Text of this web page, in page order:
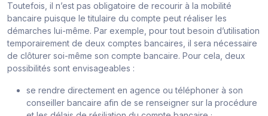
Toutefois, il n’est pas obligatoire de recourir à la mobilité
bancaire puisque le titulaire du compte peut réaliser les
démarches lui-même. Par exemple, pour tout besoin d’utilisation
temporairement de deux comptes bancaires, il sera nécessaire
de clôturer soi-même son compte bancaire. Pour cela, deux
possibilités sont envisageables :
se rendre directement en agence ou téléphoner à son
conseiller bancaire afin de se renseigner sur la procédure